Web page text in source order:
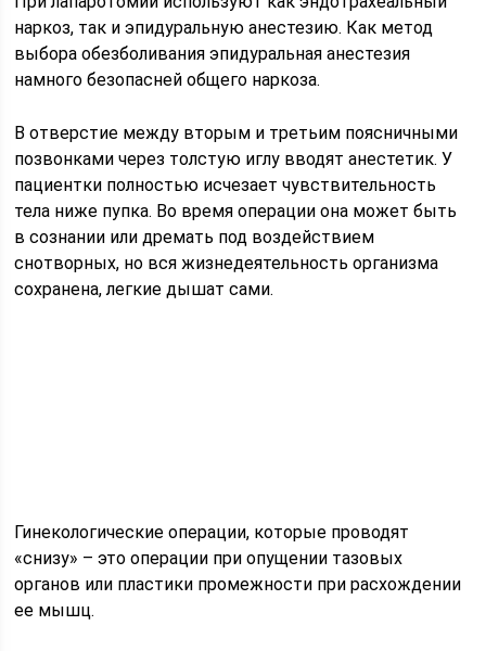
наркоз, так и эпидуральную анестезию. Как метод
выбора обезболивания эпидуральная анестезия
намного безопасней общего наркоза.
В отверстие между вторым и третьим поясничными
позвонками через толстую иглу вводят анестетик. У
пациентки полностью исчезает чувствительность
тела ниже пупка. Во время операции она может быть
в сознании или дремать под воздействием
снотворных, но вся жизнедеятельность организма
сохранена, легкие дышат сами.
Гинекологические операции, которые проводят
«снизу» – это операции при опущении тазовых
органов или пластики промежности при расхождении
ее мышц.